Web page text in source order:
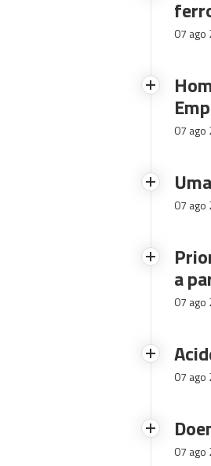
07 ago
07 ago
07 ago
a
07 ago
07 ago
07 ago